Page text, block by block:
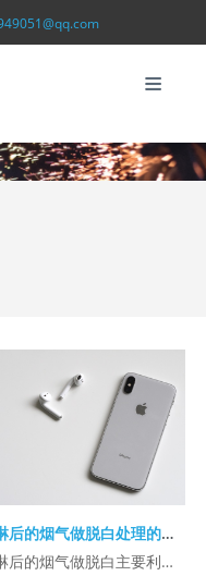
喷淋后的烟气做脱白处理的方案
喷淋后的烟气做脱白主要利用能量回收换热器（如转轮式、板式或热管式）来处理喷淋（湿 ...